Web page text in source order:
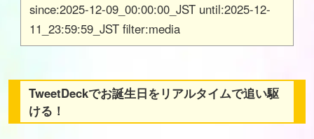
since:2025-12-09_00:00:00_JST until:2025-12-
11_23:59:59_JST filter:media
TweetDeckでお誕生日をリアルタイムで追い駆
ける！